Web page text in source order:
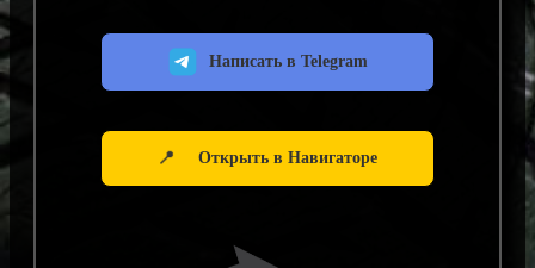
Написать в Telegram
📍 Открыть в Навигаторе